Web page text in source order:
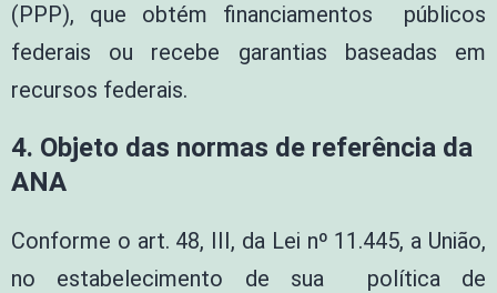
(PPP), que obtém financiamentos públicos
federais ou recebe garantias baseadas em
recursos federais.
4. Objeto das normas de referência da
ANA
Conforme o art. 48, III, da Lei nº 11.445, a União,
no estabelecimento de sua política de